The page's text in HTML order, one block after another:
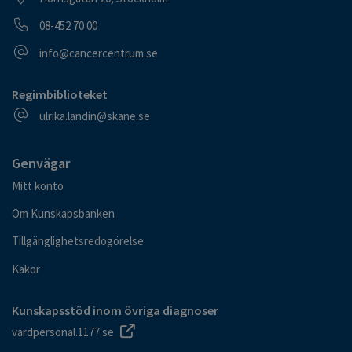
Telefonnummer
08-452 70 00
E-postadress
info@cancercentrum.se
Regimbiblioteket
E-postadress
ulrika.landin@skane.se
Genvägar
Mitt konto
Om Kunskapsbanken
Tillgänglighetsredogörelse
Kakor
Kunskapsstöd inom övriga diagnoser
vardpersonal.1177.se